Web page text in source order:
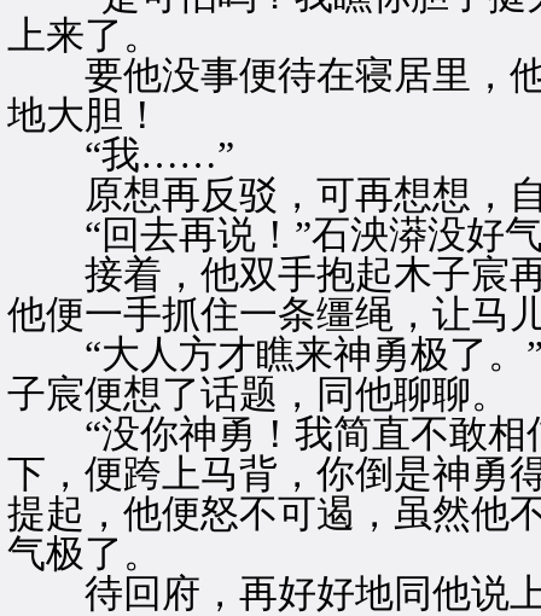
上来了。
要他没事便待在寝居里，他
地大胆！
“我……”
原想再反驳，可再想想，自
“回去再说！”石泱漭没好
接着，他双手抱起木子宸再
他便一手抓住一条缰绳，让马
“大人方才瞧来神勇极了。”
子宸便想了话题，同他聊聊。
“没你神勇！我简直不敢相
下，便跨上马背，你倒是神勇
提起，他便怒不可遏，虽然他
气极了。
待回府，再好好地同他说